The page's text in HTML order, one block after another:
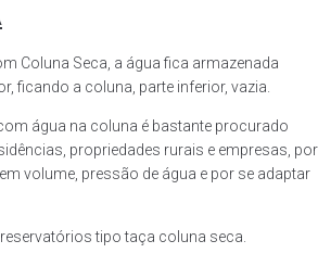
Coluna Seca, a água fica armazenada
ficando a coluna, parte inferior, vazia.
água na coluna é bastante procurado
propriedades rurais e empresas, por
volume, pressão de água e por se adaptar
tipo taça coluna seca.